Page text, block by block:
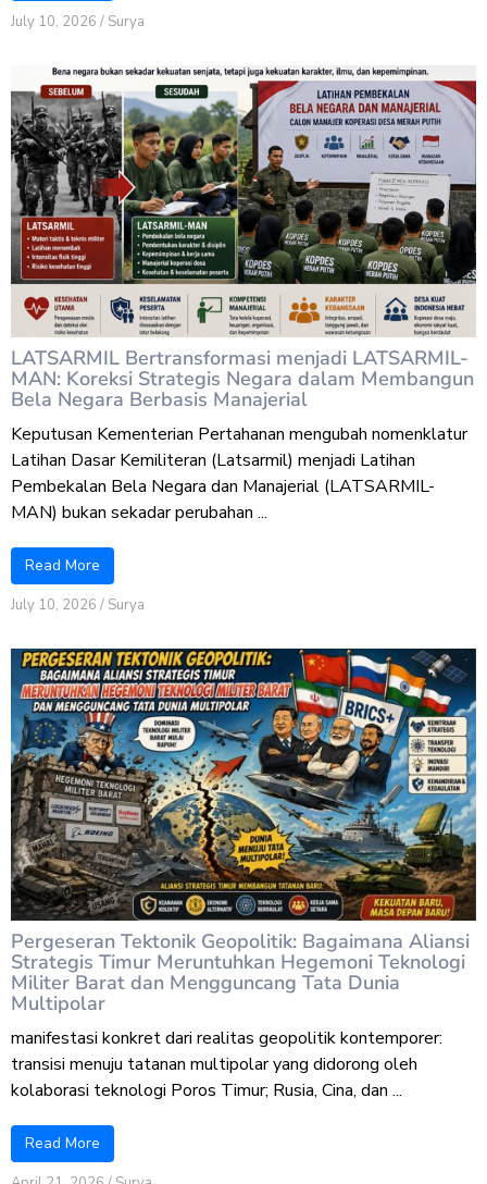
July 10, 2026 / Surya
LATSARMIL Bertransformasi menjadi LATSARMIL-
MAN: Koreksi Strategis Negara dalam Membangun
Bela Negara Berbasis Manajerial
Keputusan Kementerian Pertahanan mengubah nomenklatur
Latihan Dasar Kemiliteran (Latsarmil) menjadi Latihan
Pembekalan Bela Negara dan Manajerial (LATSARMIL-
MAN) bukan sekadar perubahan ...
Read More
July 10, 2026 / Surya
Pergeseran Tektonik Geopolitik: Bagaimana Aliansi
Strategis Timur Meruntuhkan Hegemoni Teknologi
Militer Barat dan Mengguncang Tata Dunia
Multipolar
manifestasi konkret dari realitas geopolitik kontemporer:
transisi menuju tatanan multipolar yang didorong oleh
kolaborasi teknologi Poros Timur; Rusia, Cina, dan ...
Read More